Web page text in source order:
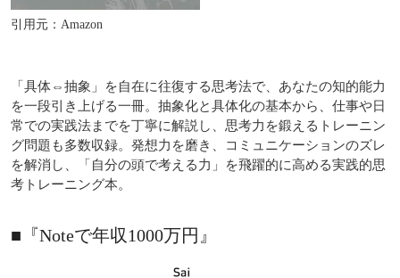
引用元：Amazon
「具体⇔抽象」を自在に往復する思考法で、あなたの知的能力
を一段引き上げる一冊。抽象化と具体化の基本から、仕事や日
常での実践法までを丁寧に解説し、思考力を鍛えるトレーニン
グ問題も多数収録。発想力を磨き、コミュニケーションのズレ
を解消し、「自分の頭で考える力」を飛躍的に高める実践的思
考トレーニング本。
■『noteで年収1000万円』